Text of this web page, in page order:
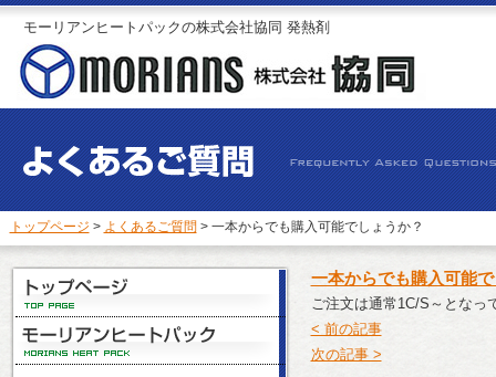
モーリアンヒートパックの株式会社協同 発熱剤
トップページ > よくあるご質問 > 一本からでも購入可能でしょうか？
一本からでも購入可能
ご注文は通常1C/S～となっ
< 前の記事
次の記事 >